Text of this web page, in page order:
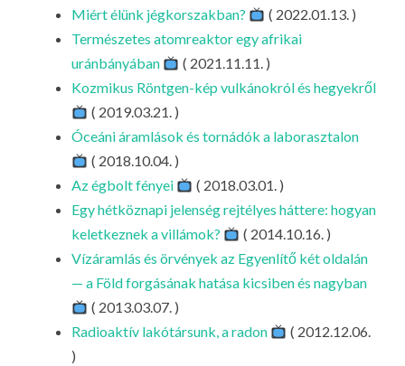
LA
G
O
KI
Miért élünk jégkorszakban?
( 2022.01.13. )
Természetes atomreaktor egy afrikai
uránbányában
( 2021.11.11. )
Kozmikus Röntgen-kép vulkánokról és hegyekről
( 2019.03.21. )
Óceáni áramlások és tornádók a laborasztalon
( 2018.10.04. )
Az égbolt fényei
( 2018.03.01. )
Egy hétköznapi jelenség rejtélyes háttere: hogyan
keletkeznek a villámok?
( 2014.10.16. )
Vízáramlás és örvények az Egyenlítő két oldalán
— a Föld forgásának hatása kicsiben és nagyban
( 2013.03.07. )
Radioaktív lakótársunk, a radon
( 2012.12.06.
)